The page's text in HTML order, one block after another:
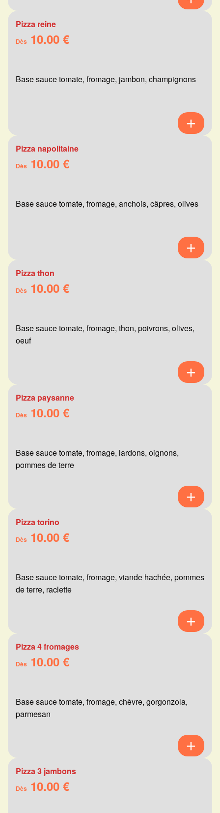
Pizza reine
Dès 10.00 €
Base sauce tomate, fromage, jambon, champignons
Pizza napolitaine
Dès 10.00 €
Base sauce tomate, fromage, anchois, câpres, olives
Pizza thon
Dès 10.00 €
Base sauce tomate, fromage, thon, poivrons, olives,
oeuf
Pizza paysanne
Dès 10.00 €
Base sauce tomate, fromage, lardons, oignons,
pommes de terre
Pizza torino
Dès 10.00 €
Base sauce tomate, fromage, viande hachée, pommes
de terre, raclette
Pizza 4 fromages
Dès 10.00 €
Base sauce tomate, fromage, chèvre, gorgonzola,
parmesan
Pizza 3 jambons
Dès 10.00 €